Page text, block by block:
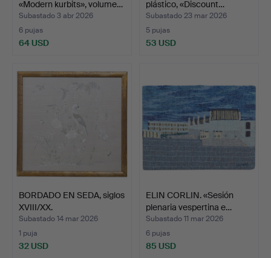
«Modern kurbits», volume…
Subastado 3 abr 2026
6 pujas
64 USD
plástico, «Discount…
Subastado 23 mar 2026
5 pujas
53 USD
BORDADO EN SEDA, siglos
XVIII/XX.
Subastado 14 mar 2026
1 puja
32 USD
ELIN CORLIN. «Sesión
plenaria vespertina e…
Subastado 11 mar 2026
6 pujas
85 USD